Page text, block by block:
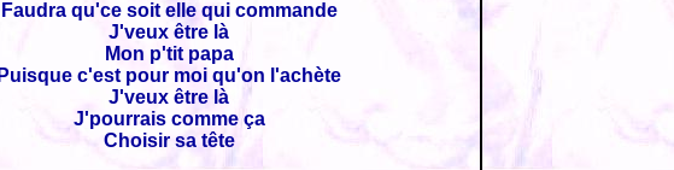
Faudra qu'ce soit elle qui commande
J'veux être là
Mon p'tit papa
c'est pour moi qu'on l'achète
J'veux être là
J'pourrais comme ça
Choisir sa tête